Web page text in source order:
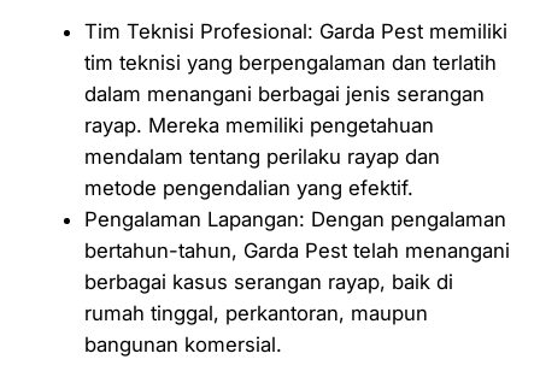
Tim Teknisi Profesional: Garda Pest memiliki
tim teknisi yang berpengalaman dan terlatih
dalam menangani berbagai jenis serangan
rayap. Mereka memiliki pengetahuan
mendalam tentang perilaku rayap dan
metode pengendalian yang efektif.
Pengalaman Lapangan: Dengan pengalaman
bertahun-tahun, Garda Pest telah menangani
berbagai kasus serangan rayap, baik di
rumah tinggal, perkantoran, maupun
bangunan komersial.